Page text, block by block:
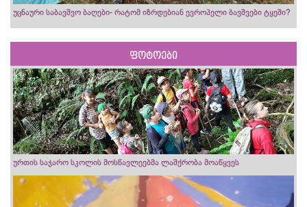
უცნაური საბავშვო ბაღები- რატომ იზრდებიან ევროპელი ბავშვები ტყეში?
ფოტოები
ურთის საჯარო სკოლის მოსწავლეებმა ლაშქრობა მოაწყვეს